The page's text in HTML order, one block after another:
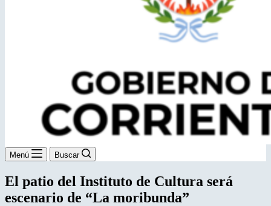
Menú Buscar
El patio del Instituto de Cultura será
escenario de “La moribunda”